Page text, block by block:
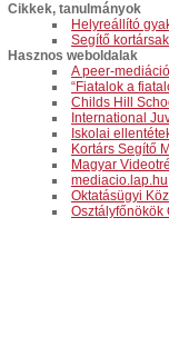
Cikkek, tanulmányok
Helyreállító
Segítő
Hasznos weboldalak
A peer-
“Fiatalok a
Childs Hill
International
Iskolai
Kortárs Segítő
Magyar
mediacio.lap.hu
Oktatásügyi
Osztályfőnökök